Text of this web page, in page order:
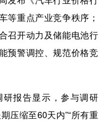
等重点产业竞争秩序；
召开动力及储能电池行
预警调控、规范价格竞
报告显示，参与调研
压缩至60天内”“所有重